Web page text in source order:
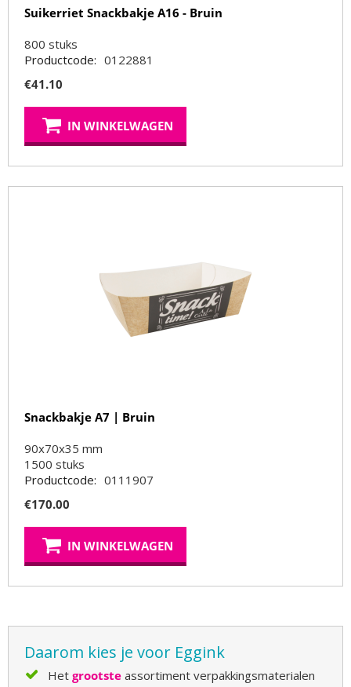
Suikerriet Snackbakje A16 - Bruin
800 stuks
Productcode: 0122881
€41.10
IN WINKELWAGEN
Snackbakje A7 | Bruin
90x70x35 mm
1500 stuks
Productcode: 0111907
€170.00
IN WINKELWAGEN
Daarom kies je voor Eggink
Het grootste assortiment verpakkingsmaterialen